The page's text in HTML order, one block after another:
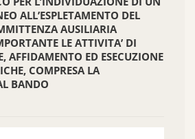
ALL’ESPLETAMENTO DEL
AUSILIARIA
LE ATTIVITA’ DI
AFFIDAMENTO ED ESECUZIONE
COMPRESA LA
BANDO